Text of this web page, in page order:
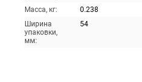
Масса, кг:
0.238
Ширина
упаковки,
мм:
54